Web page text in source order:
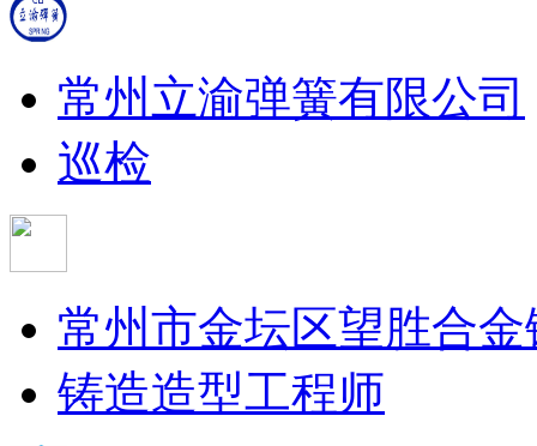
常州立渝弹簧有限公司
巡检
常州市金坛区望胜合
铸造造型工程师